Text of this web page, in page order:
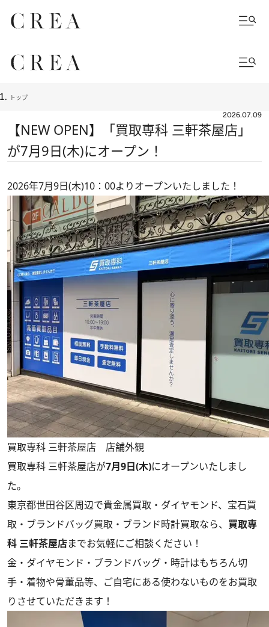
トップ
2026.07.09
【NEW OPEN】「買取専科 三軒茶屋店」
が7月9日(木)にオープン！
2026年7月9日(木)10：00よりオープンいたしました！
買取専科 三軒茶屋店 店舗外観
買取専科 三軒茶屋店が7月9日(木)にオープンいたしまし
た。
東京都世田谷区周辺で貴金属買取・ダイヤモンド、宝石買
取・ブランドバッグ買取・ブランド時計買取なら、 買取専
科 三軒茶屋店までお気軽にご相談ください！
金・ダイヤモンド・ブランドバッグ・時計はもちろん切
手・着物や骨董品等、ご自宅にある使わないものをお買取
りさせていただきます！